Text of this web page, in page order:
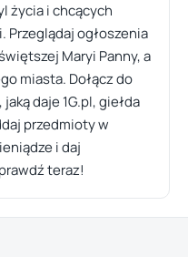
życia i chcących
Przeglądaj ogłoszenia
Maryi Panny, a
miasta. Dołącz do
daje 1G.pl, giełda
przedmioty w
i daj
teraz!